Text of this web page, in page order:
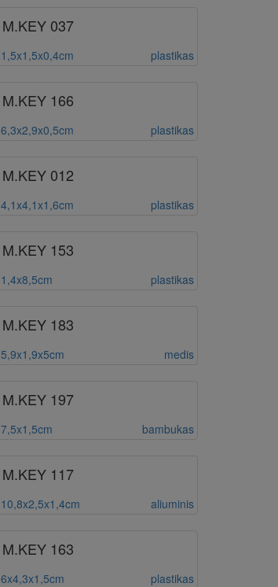
M.KEY 037
1,5x1,5x0,4cm plastikas
M.KEY 166
6,3x2,9x0,5cm plastikas
M.KEY 012
4,1x4,1x1,6cm plastikas
M.KEY 153
1,4x8,5cm plastikas
M.KEY 183
5,9x1,9x5cm medis
M.KEY 197
7,5x1,5cm bambukas
M.KEY 117
10,8x2,5x1,4cm aliuminis
M.KEY 163
6x4,3x1,5cm plastikas